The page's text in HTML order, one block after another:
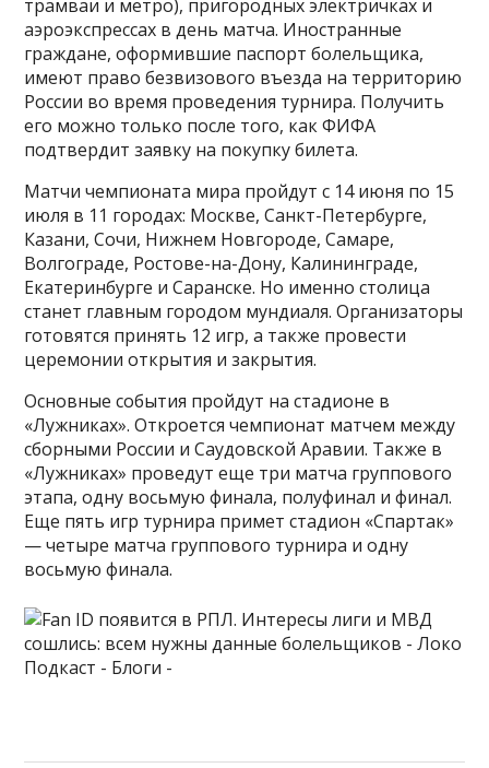
трамваи и метро), пригородных электричках и
аэроэкспрессах в день матча. Иностранные
граждане, оформившие паспорт болельщика,
имеют право безвизового въезда на территорию
России во время проведения турнира. Получить
его можно только после того, как ФИФА
подтвердит заявку на покупку билета.
Матчи чемпионата мира пройдут с 14 июня по 15
июля в 11 городах: Москве, Санкт-Петербурге,
Казани, Сочи, Нижнем Новгороде, Самаре,
Волгограде, Ростове-на-Дону, Калининграде,
Екатеринбурге и Саранске. Но именно столица
станет главным городом мундиаля. Организаторы
готовятся принять 12 игр, а также провести
церемонии открытия и закрытия.
Основные события пройдут на стадионе в
«Лужниках». Откроется чемпионат матчем между
сборными России и Саудовской Аравии. Также в
«Лужниках» проведут еще три матча группового
этапа, одну восьмую финала, полуфинал и финал.
Еще пять игр турнира примет стадион «Спартак»
— четыре матча группового турнира и одну
восьмую финала.